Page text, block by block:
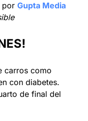
por Gupta Media
carros como
con diabetes.
de final del